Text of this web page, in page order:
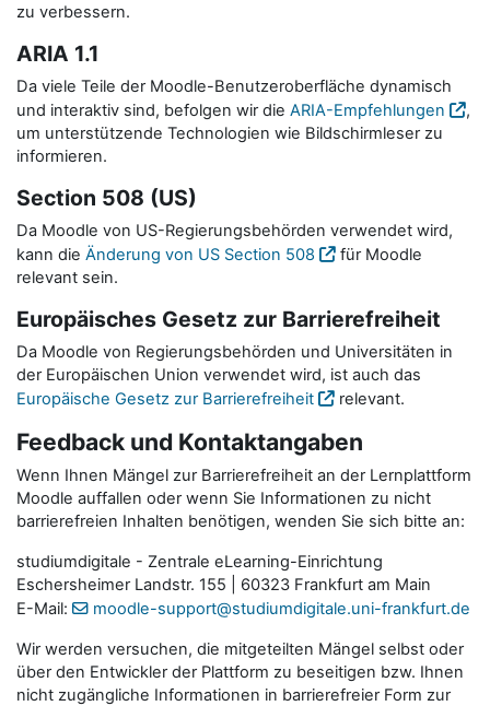
zu verbessern.
ARIA 1.1
Da viele Teile der Moodle-Benutzeroberfläche dynamisch
und interaktiv sind, befolgen wir die ARIA-Empfehlungen
,
um unterstützende Technologien wie Bildschirmleser zu
informieren.
Section 508 (US)
Da Moodle von US-Regierungsbehörden verwendet wird,
kann die Änderung von US Section 508
für Moodle
relevant sein.
Europäisches Gesetz zur Barrierefreiheit
Da Moodle von Regierungsbehörden und Universitäten in
der Europäischen Union verwendet wird, ist auch das
Europäische Gesetz zur Barrierefreiheit
relevant.
Feedback und Kontaktangaben
Wenn Ihnen Mängel zur Barrierefreiheit an der Lernplattform
Moodle auffallen oder wenn Sie Informationen zu nicht
barrierefreien Inhalten benötigen, wenden Sie sich bitte an:
studiumdigitale - Zentrale eLearning-Einrichtung
Eschersheimer Landstr. 155 | 60323 Frankfurt am Main
E-Mail:
moodle-support@studiumdigitale.uni-frankfurt.de
Wir werden versuchen, die mitgeteilten Mängel selbst oder
über den Entwickler der Plattform zu beseitigen bzw. Ihnen
nicht zugängliche Informationen in barrierefreier Form zur